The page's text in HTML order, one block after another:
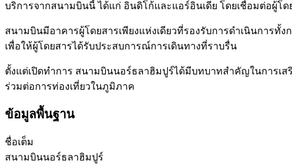
บริการจากสนามบินนี้ ได้แก่ อินดิโก้และแอร์อินเดีย โดยเชื่อมต่อผู้โด
สนามบินมีอาคารผู้โดยสารเพียงแห่งเดียวที่รองรับการดำเนินการทั้
เพื่อให้ผู้โดยสารได้รับประสบการณ์การเดินทางที่ราบรื่น
ตั้งแต่เปิดทำการ สนามบินนอร์ธลาฮิมปูร์ได้มีบทบาทสำคัญในการเ
ร่วมต่อการท่องเที่ยวในภูมิภาค
ข้อมูลพื้นฐาน
ชื่อเต็ม
สนามบินนอร์ธลาฮิมปูร์